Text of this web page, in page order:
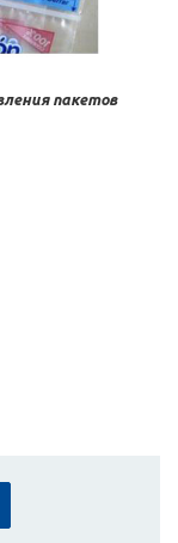
пакетов